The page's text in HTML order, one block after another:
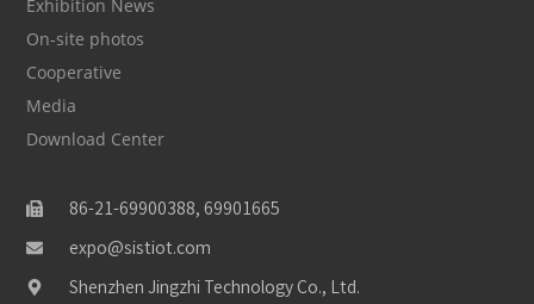
Exhibition News
On-site photos
Cooperative
Media
Download Center
86-21-69900388, 69901665
expo@sistiot.com
Shenzhen Jingzhi Technology Co., Ltd.